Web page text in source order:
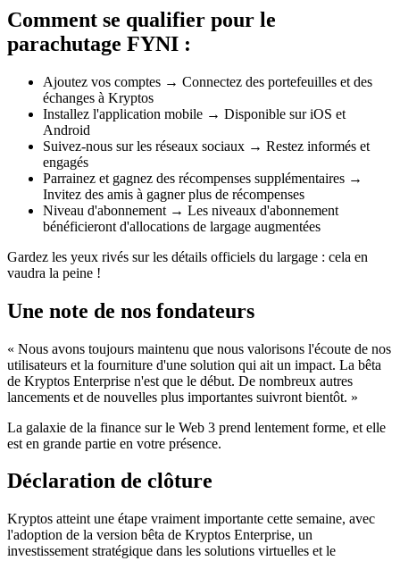
Comment se qualifier pour le
parachutage FYNI :
Ajoutez vos comptes → Connectez des portefeuilles et des
échanges à Kryptos
Installez l'application mobile → Disponible sur iOS et
Android
Suivez-nous sur les réseaux sociaux → Restez informés et
engagés
Parrainez et gagnez des récompenses supplémentaires →
Invitez des amis à gagner plus de récompenses
Niveau d'abonnement → Les niveaux d'abonnement
bénéficieront d'allocations de largage augmentées
Gardez les yeux rivés sur les détails officiels du largage : cela en
vaudra la peine !
Une note de nos fondateurs
« Nous avons toujours maintenu que nous valorisons l'écoute de nos
utilisateurs et la fourniture d'une solution qui ait un impact. La bêta
de Kryptos Enterprise n'est que le début. De nombreux autres
lancements et de nouvelles plus importantes suivront bientôt. »
La galaxie de la finance sur le Web 3 prend lentement forme, et elle
est en grande partie en votre présence.
Déclaration de clôture
Kryptos atteint une étape vraiment importante cette semaine, avec
l'adoption de la version bêta de Kryptos Enterprise, un
investissement stratégique dans les solutions virtuelles et le